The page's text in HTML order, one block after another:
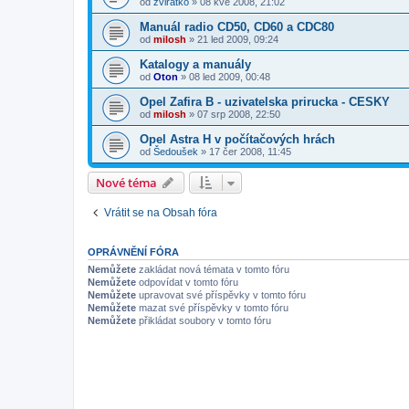
od zviratko » 08 kvě 2008, 21:02
Manuál radio CD50, CD60 a CDC80
od milosh » 21 led 2009, 09:24
Katalogy a manuály
od Oton » 08 led 2009, 00:48
Opel Zafira B - uzivatelska prirucka - CESKY
od milosh » 07 srp 2008, 22:50
Opel Astra H v počítačových hrách
od Šedoušek » 17 čer 2008, 11:45
Nové téma
Vrátit se na Obsah fóra
OPRÁVNĚNÍ FÓRA
Nemůžete zakládat nová témata v tomto fóru
Nemůžete odpovídat v tomto fóru
Nemůžete upravovat své příspěvky v tomto fóru
Nemůžete mazat své příspěvky v tomto fóru
Nemůžete přikládat soubory v tomto fóru